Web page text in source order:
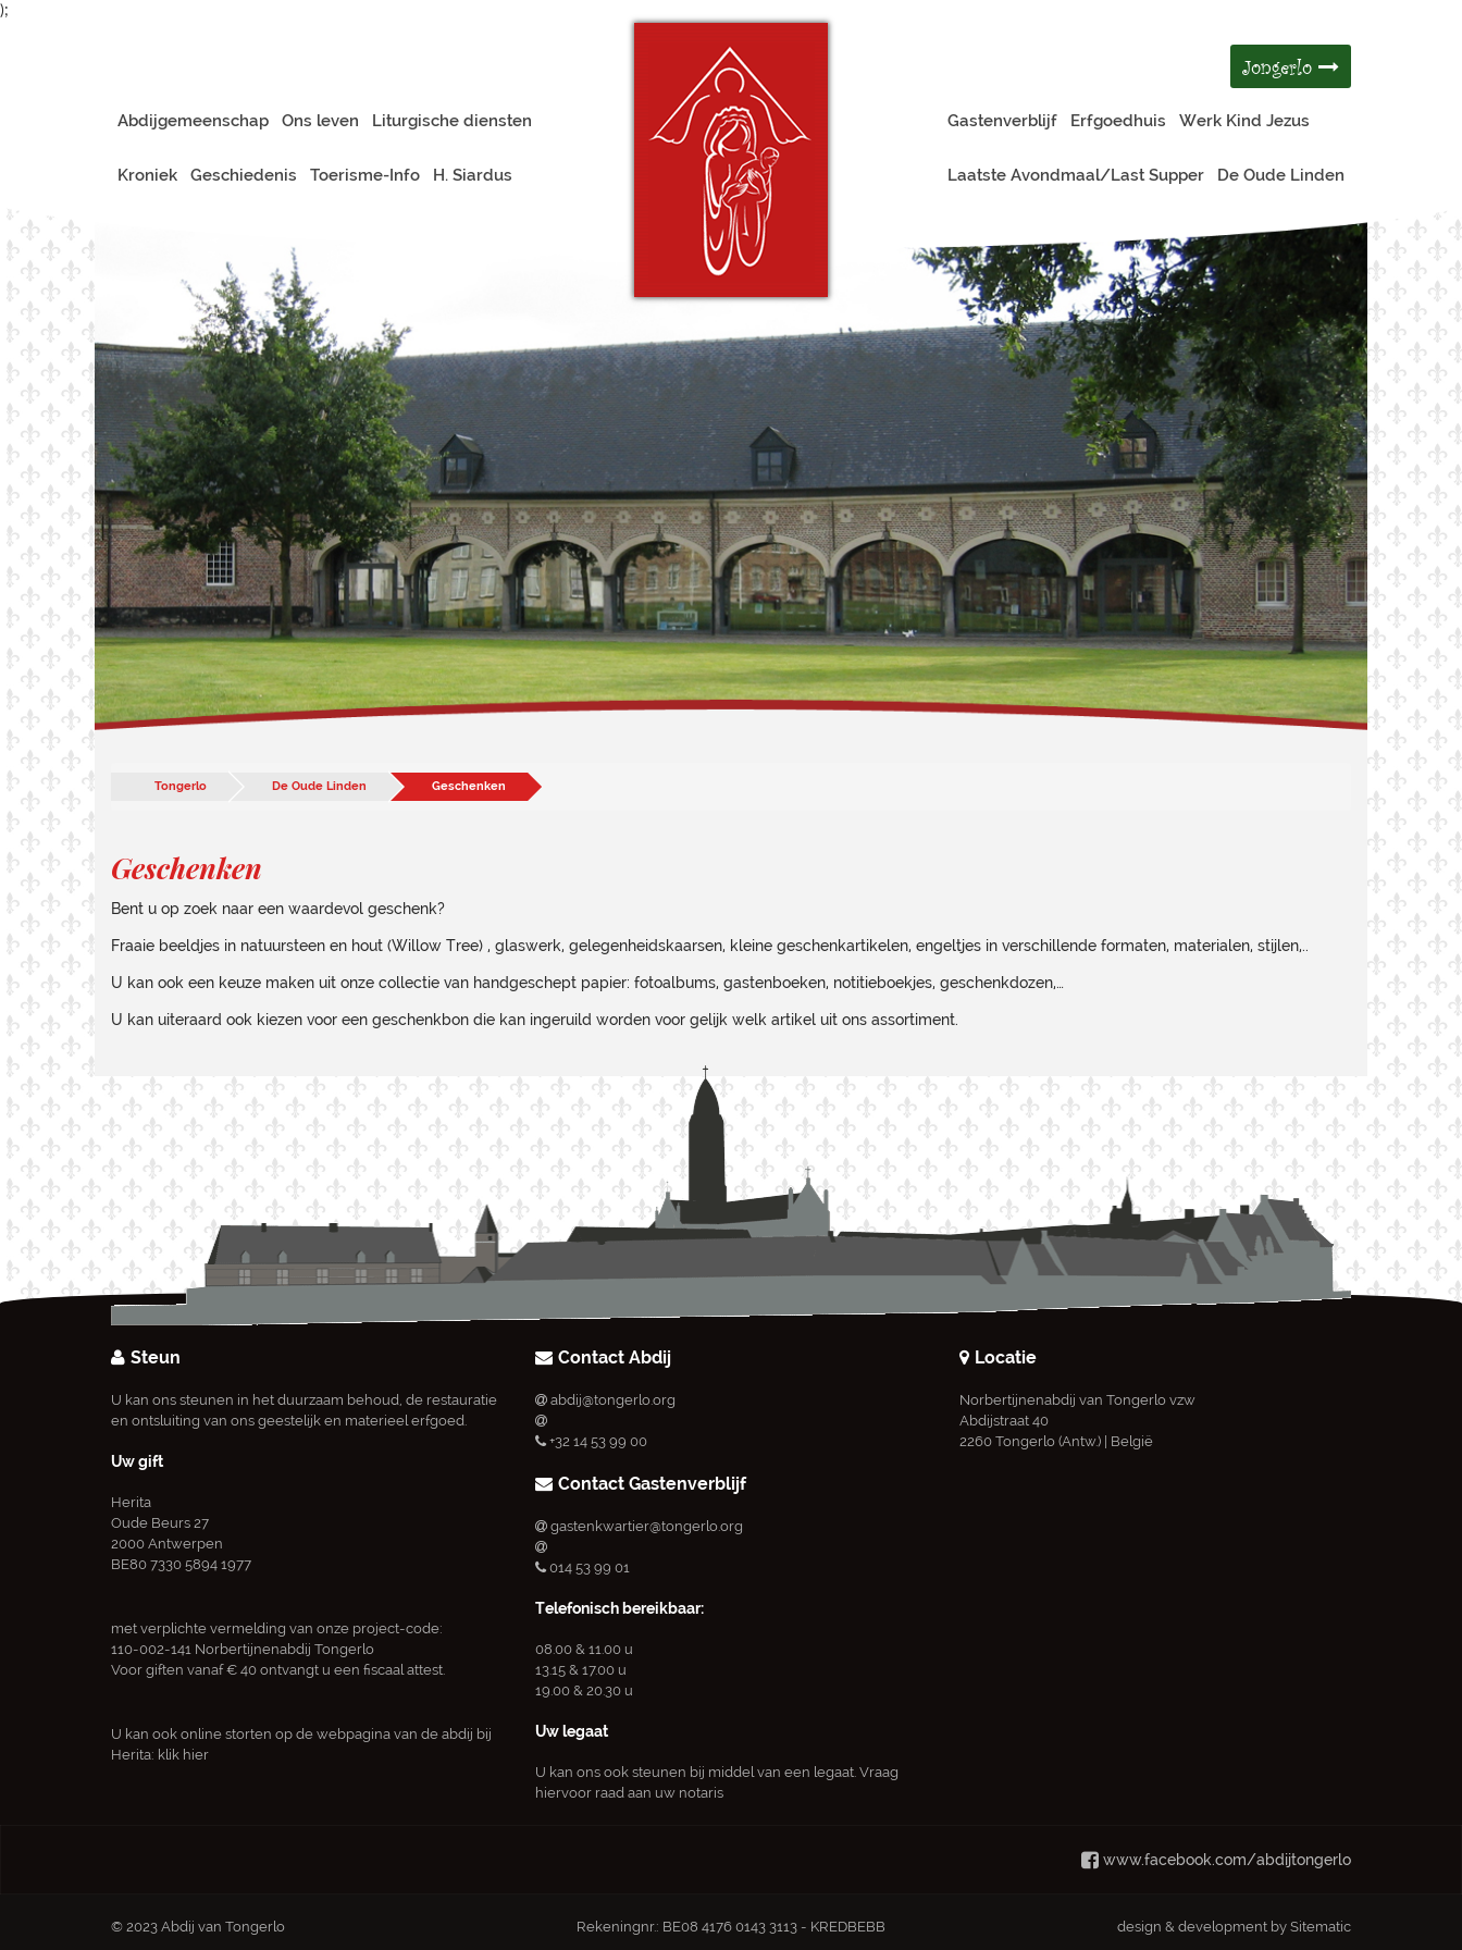
);
Jongerlo
Abdijgemeenschap Ons leven Liturgische diensten
Kroniek Geschiedenis Toerisme-Info H. Siardus
Gastenverblijf Erfgoedhuis Werk Kind Jezus
Laatste Avondmaal/Last Supper De Oude Linden
Tongerlo De Oude Linden Geschenken
Geschenken
Bent u op zoek naar een waardevol geschenk?
Fraaie beeldjes in natuursteen en hout (Willow Tree) , glaswerk, gelegenheidskaarsen, kleine geschenkartikelen, engeltjes in verschillende formaten, materialen, stijlen,..
U kan ook een keuze maken uit onze collectie van handgeschept papier: fotoalbums, gastenboeken, notitieboekjes, geschenkdozen,…
U kan uiteraard ook kiezen voor een geschenkbon die kan ingeruild worden voor gelijk welk artikel uit ons assortiment.
Steun
U kan ons steunen in het duurzaam behoud, de restauratie
en ontsluiting van ons geestelijk en materieel erfgoed.
Uw gift
Herita
Oude Beurs 27
2000 Antwerpen
BE80 7330 5894 1977
met verplichte vermelding van onze project-code:
110-002-141 Norbertijnenabdij Tongerlo
Voor giften vanaf € 40 ontvangt u een fiscaal attest.
U kan ook online storten op de webpagina van de abdij bij
Herita: klik hier
Contact Abdij
abdij@tongerlo.org
+32 14 53 99 00
Contact Gastenverblijf
gastenkwartier@tongerlo.org
014 53 99 01
Telefonisch bereikbaar:
08.00 & 11.00 u
13.15 & 17.00 u
19.00 & 20.30 u
Uw legaat
U kan ons ook steunen bij middel van een legaat. Vraag
hiervoor raad aan uw notaris
Locatie
Norbertijnenabdij van Tongerlo vzw
Abdijstraat 40
2260 Tongerlo (Antw.) | België
www.facebook.com/abdijtongerlo
© 2023 Abdij van Tongerlo Rekeningnr.: BE08 4176 0143 3113 - KREDBEBB design & development by Sitematic